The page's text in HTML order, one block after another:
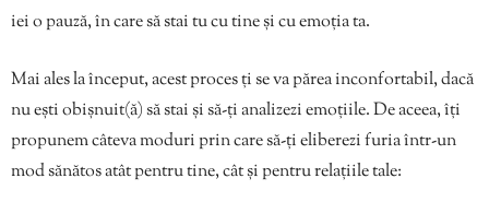
iei o pauză, în care să stai tu cu tine și cu emoția ta.
Mai ales la început, acest proces ți se va părea inconfortabil, dacă
nu ești obișnuit(ă) să stai și să-ți analizezi emoțiile. De aceea, îți
propunem câteva moduri prin care să-ți eliberezi furia într-un
mod sănătos atât pentru tine, cât și pentru relațiile tale: